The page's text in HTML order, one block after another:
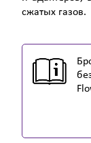
сжатых газов.